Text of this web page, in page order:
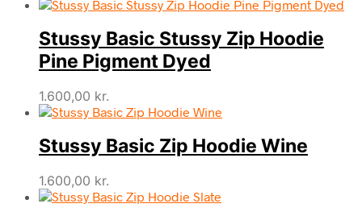
Stussy Basic Stussy Zip Hoodie
Pine Pigment Dyed
1.600,00 kr.
Stussy Basic Zip Hoodie Wine
1.600,00 kr.